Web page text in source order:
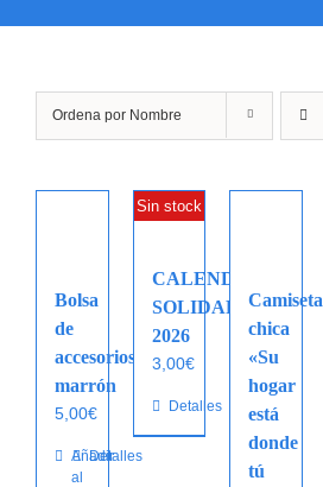
Ordena por Nombre
Bolsa
de
accesorios
marrón
5,00€
Añadir
al
Detalles
Sin stock
CALENDARIO
SOLIDARIO
2026
3,00€
Detalles
Camiseta
chica
«Su
hogar
está
donde
tú